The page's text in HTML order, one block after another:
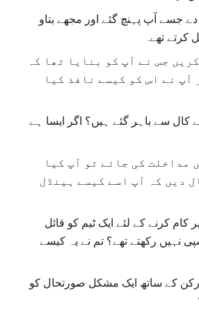
جسے آپ پہنچ گئے اور مجھے بتاو
کرتے تھے.
جس نے آپ کو بنایا تھا کہ
آپ نے اس کو کیسے نافذ کیا
کال سے باہر گئے ہیں؟ اگر ایسا ہے
مداخلت کی جائے تو آپ کیا
دیں کہ آپ اسے کیسے ہینڈل
کام کرنے کے لئے ایک ٹیم کو قائل
نہیں رکھتے تھے؟ تم نے یہ کیسے
کے ساتھ ایک مشکل صورتحال کو